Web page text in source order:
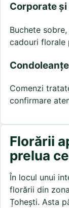
Corporate
Buchete
cadouri florale
Condoleanțe
Comenzi
confirmare
Florării
prelua
În locul unui
florării din
Țohești. Asta